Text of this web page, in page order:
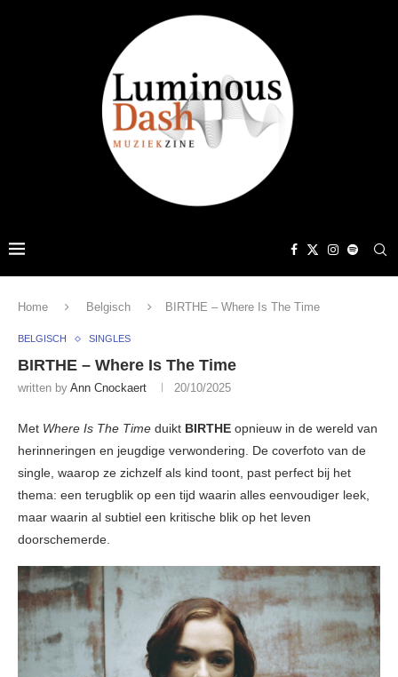
Home Belgisch BIRTHE – Where Is The Time
BELGISCH SINGLES
BIRTHE – Where Is The Time
written by Ann Cnockaert 20/10/2025
Met Where Is The Time duikt BIRTHE opnieuw in de wereld van
herinneringen en jeugdige verwondering. De coverfoto van de
single, waarop ze zichzelf als kind toont, past perfect bij het
thema: een terugblik op een tijd waarin alles eenvoudiger leek,
maar waarin al subtiel een kritische blik op het leven
doorschemerde.